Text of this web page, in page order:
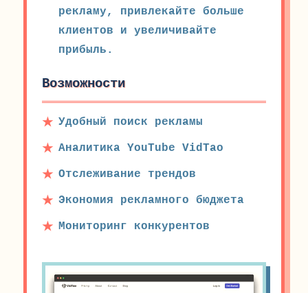
рекламу, привлекайте больше
клиентов и увеличивайте
прибыль.
Возможности
Удобный поиск рекламы
Аналитика YouTube VidTao
Отслеживание трендов
Экономия рекламного бюджета
Мониторинг конкурентов